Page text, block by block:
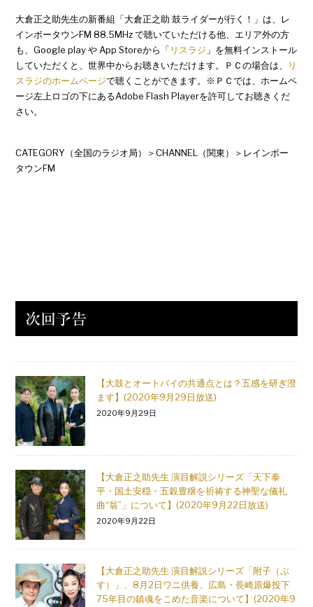
大倉正之助先生の新番組「大倉正之助 鼓ライダーが行く！」は、レ
インボータウンFM 88.5MHz で聴いていただける他、エリア外の方
も、Google play や App Storeから「 リスラジ 」を無料インストール
していただくと、世界中からお聴きいただけます。ＰＣの場合は、
リ
スラジのホームページで聴くことができます。※ＰＣでは、ホームペ
ージ左上ロゴの下にあるAdobe Flash Playerを許可してお聴きくだ
さい。
CATEGORY（全国のラジオ局）＞CHANNEL（関東）＞レインボー
タウンFM
【大鼓とオートバイの共通点とは？五感を研ぎ澄
ます】(2020年9月29日放送)
2020年9月29日
【大倉正之助先生 演目解説シリーズ「天下泰
平・国土安穏・五穀豊穣を祈祷する神聖な儀礼
曲“翁”」について】(2020年9月22日放送)
2020年9月22日
【大倉正之助先生 演目解説シリーズ「附子（ぶ
す）」、8月2日ワニ供養、広島・長崎原爆投下
75年目の鎮魂をこめた音楽について】(2020年9